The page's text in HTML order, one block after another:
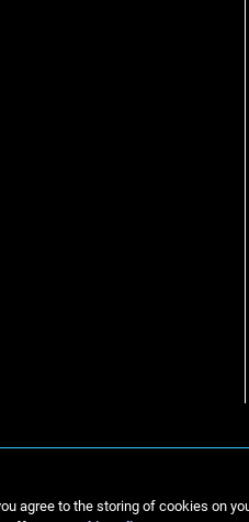
agree to the storing of cookies on